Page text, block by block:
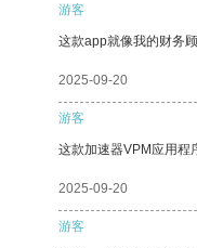
游客
这款app就像我的财务
2025-09-20
游客
这款加速器VPM应用程
2025-09-20
游客